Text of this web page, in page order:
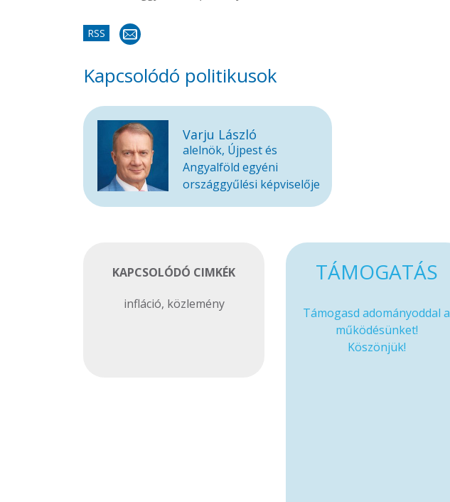
RSS
Kapcsolódó politikusok
Varju László
alelnök, Újpest és
Angyalföld egyéni
országgyűlési képviselője
KAPCSOLÓDÓ CIMKÉK
infláció, közlemény
TÁMOGATÁS
Támogasd adományoddal a
működésünket!
Köszönjük!